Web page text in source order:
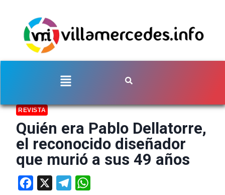
REVISTA
Quién era Pablo Dellatorre,
el reconocido diseñador
que murió a sus 49 años
Facebook Telegram